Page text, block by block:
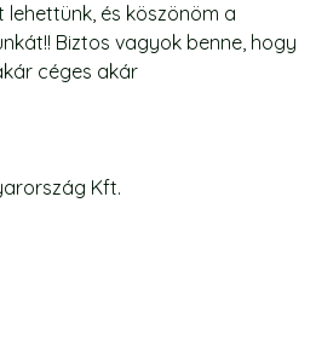
és köszönöm a
Biztos vagyok benne, hogy
céges akár
Kft.